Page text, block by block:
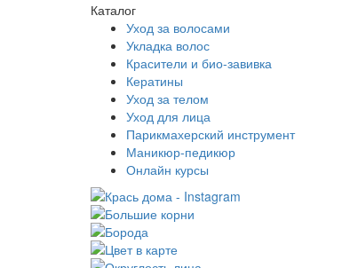
Каталог
Уход за волосами
Укладка волос
Красители и био-завивка
Кератины
Уход за телом
Уход для лица
Парикмахерский инструмент
Маникюр-педикюр
Онлайн курсы